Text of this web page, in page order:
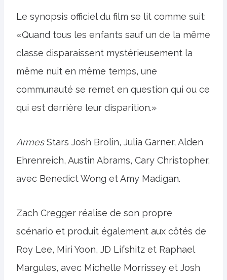
Le synopsis officiel du film se lit comme suit:
«Quand tous les enfants sauf un de la même
classe disparaissent mystérieusement la
même nuit en même temps, une
communauté se remet en question qui ou ce
qui est derrière leur disparition.»
ArmesStars Josh Brolin, Julia Garner, Alden
Ehrenreich, Austin Abrams, Cary Christopher,
avec Benedict Wong et Amy Madigan.
Zach Cregger réalise de son propre
scénario et produit également aux côtés de
Roy Lee, Miri Yoon, JD Lifshitz et Raphael
Margules, avec Michelle Morrissey et Josh